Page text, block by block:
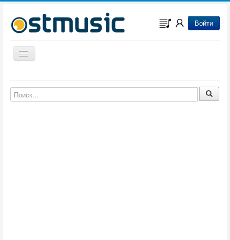
Войти
Включить/выключить навигацию
Музыка из мультфильмов
Музыка из сериалов